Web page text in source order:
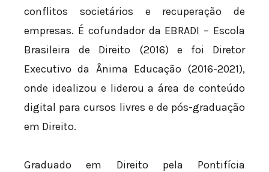
conflitos societários e recuperação de
empresas. É cofundador da EBRADI – Escola
Brasileira de Direito (2016) e foi Diretor
Executivo da Ânima Educação (2016-2021),
onde idealizou e liderou a área de conteúdo
digital para cursos livres e de pós-graduação
em Direito.
Graduado em Direito pela Pontifícia